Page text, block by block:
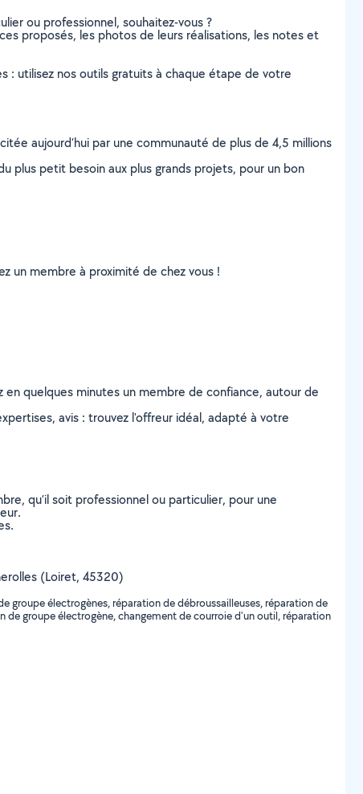
ou professionnel, souhaitez-vous ?
proposés, les photos de leurs réalisations, les notes et
: utilisez nos outils gratuits à chaque étape de votre
aujourd’hui par une communauté de plus de 4,5 millions
plus petit besoin aux plus grands projets, pour un bon
un membre à proximité de chez vous !
quelques minutes un membre de confiance, autour de
avis : trouvez l'offreur idéal, adapté à votre
qu’il soit professionnel ou particulier, pour une
(Loiret, 45320)
groupe électrogènes, réparation de débroussailleuses, réparation de
groupe électrogène, changement de courroie d'un outil, réparation